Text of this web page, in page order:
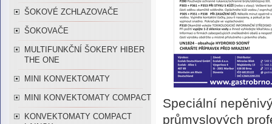
ŠOKOVÉ ZCHLAZOVAČE
ŠOKOVAČE
MULTIFUNKČNÍ ŠOKERY HIBER
THE ONE
MINI KONVEKTOMATY
MINI KONVEKTOMATY COMPACT
KONVEKTOMATY COMPACT
Speciální
průmyslových